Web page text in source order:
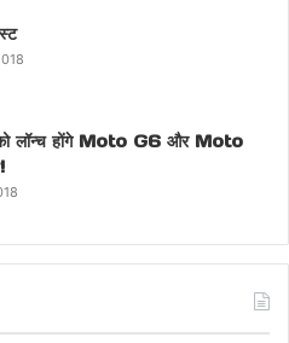
लॉन्च होंगे Moto G6 और Moto